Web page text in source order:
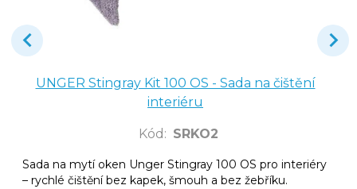
UNGER Stingray Kit 100 OS - Sada na čištění
interiéru
Kód : SRKO2
Sada na mytí oken Unger Stingray 100 OS pro interiéry
– rychlé čištění bez kapek, šmouh a bez žebříku.